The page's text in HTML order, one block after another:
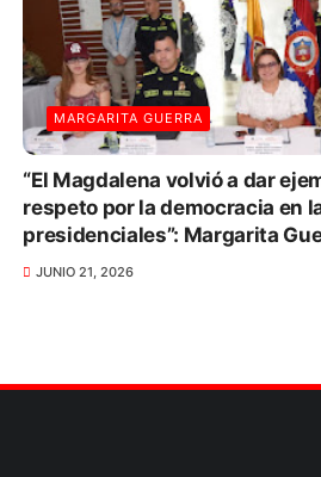
MARGARITA GUERRA
“El Magdalena volvió a dar
respeto por la democracia en
presidenciales”: Margarita
JUNIO 21, 2026